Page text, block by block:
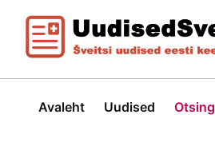
Avaleht Uudised Otsing